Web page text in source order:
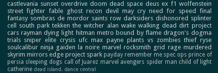
castlevania sunset overdrive doom dead space deus ex f1 wolfenstein
street fighter fable ghost recon devil may cry need for speed final
fantasy sombras de mordor saints row darksiders dishonored splinter
cell
south park tekken the witcher alan wake walking dead dirt project
cars rayman dying light hitman metro bound by flame dragon's dogma
trials sniper elite crysis ufc max payne plants vs zombies thief ryse
soulcalibur ninja gaiden la noire marvel rocksmith grid rage murdered
skyrim mirrors edge project spark payday remember me spec ops prince of
persia sleeping dogs call of Juarez marvel avengers spider man child of light
catherine dead island. dance central